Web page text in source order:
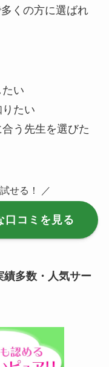
くの方に選ばれ
い
たい
う先生を選びた
せる！ ／
口コミを見る
績多数・人気サー